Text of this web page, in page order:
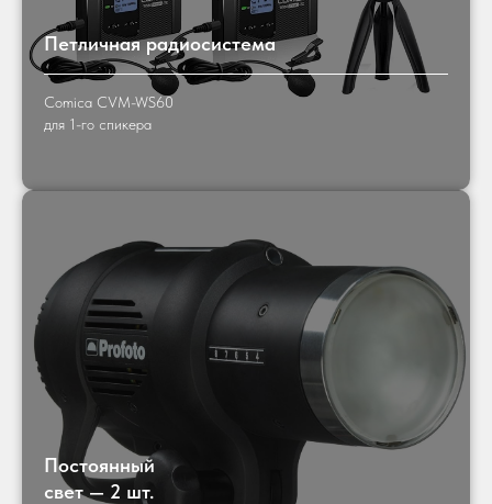
Петличная радиосистема
Comica CVM-WS60
для 1-го спикера
Постоянный
свет — 2 шт.